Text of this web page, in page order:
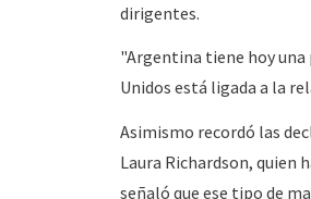
dirigentes.
"Argentina tiene hoy
Unidos está ligada a la
Asimismo recordó las
Laura Richardson, quien
señaló que ese tipo de